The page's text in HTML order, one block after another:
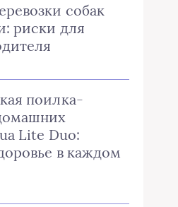
собак
риски для
поилка-
Lite Duo:
в каждом